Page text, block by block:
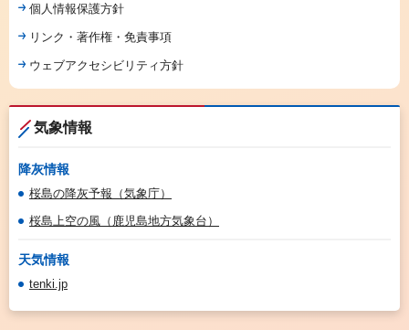
個人情報保護方針
リンク・著作権・免責事項
ウェブアクセシビリティ方針
気象情報
降灰情報
桜島の降灰予報（気象庁）
桜島上空の風（鹿児島地方気象台）
天気情報
tenki.jp